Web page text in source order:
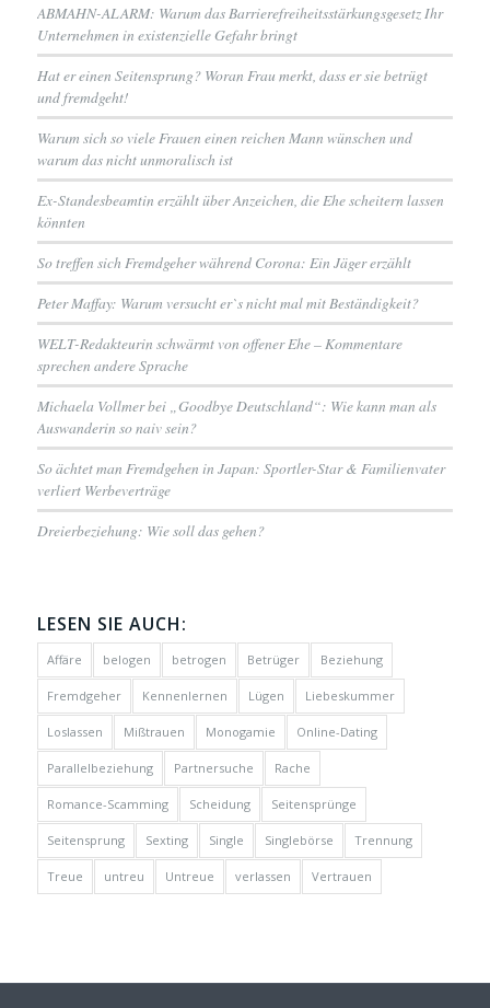
ABMAHN-ALARM: Warum das Barrierefreiheitsstärkungsgesetz Ihr
Unternehmen in existenzielle Gefahr bringt
Hat er einen Seitensprung? Woran Frau merkt, dass er sie betrügt
und fremdgeht!
Warum sich so viele Frauen einen reichen Mann wünschen und
warum das nicht unmoralisch ist
Ex-Standesbeamtin erzählt über Anzeichen, die Ehe scheitern lassen
könnten
So treffen sich Fremdgeher während Corona: Ein Jäger erzählt
Peter Maffay: Warum versucht er`s nicht mal mit Beständigkeit?
WELT-Redakteurin schwärmt von offener Ehe – Kommentare
sprechen andere Sprache
Michaela Vollmer bei „Goodbye Deutschland“: Wie kann man als
Auswanderin so naiv sein?
So ächtet man Fremdgehen in Japan: Sportler-Star & Familienvater
verliert Werbeverträge
Dreierbeziehung: Wie soll das gehen?
LESEN SIE AUCH:
Affäre belogen betrogen Betrüger Beziehung
Fremdgeher Kennenlernen Lügen Liebeskummer
Loslassen Mißtrauen Monogamie Online-Dating
Parallelbeziehung Partnersuche Rache
Romance-Scamming Scheidung Seitensprünge
Seitensprung Sexting Single Singlebörse Trennung
Treue untreu Untreue verlassen Vertrauen